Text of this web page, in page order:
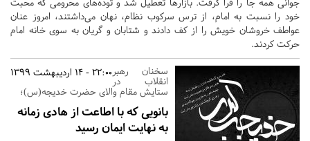
خود را نسبت به امام، از ترس سرکوب نظام، نهان می‌داشتند، امروز عنان
عواطف خروشان خویش را از کف دادند و شتابان و گریان به سوی خانه امام
حرکت کردند.
22:00 - 14 اردیبهشت 1399 سخنان رهبر
انقلاب در
ستایش مقام والای حضرت خدیجه(س)؛
بانویی که با اطاعت از هادی زمانه
به نهایت ایمان رسید